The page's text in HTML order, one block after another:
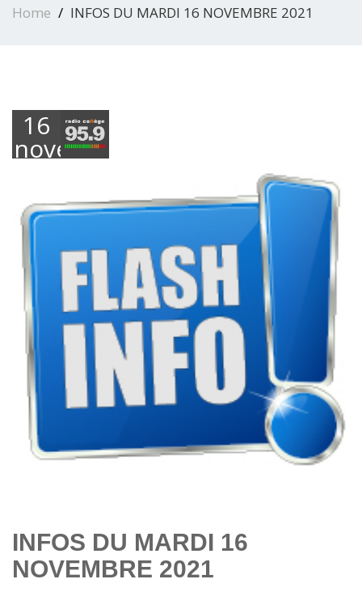
Home INFOS DU MARDI 16 NOVEMBRE 2021
16
novembre
INFOS DU MARDI 16
NOVEMBRE 2021